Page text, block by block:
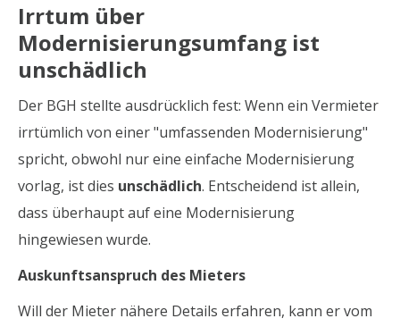
Irrtum über
Modernisierungsumfang ist
unschädlich
Der BGH stellte ausdrücklich fest: Wenn ein Vermieter
irrtümlich von einer "umfassenden Modernisierung"
spricht, obwohl nur eine einfache Modernisierung
vorlag, ist dies unschädlich. Entscheidend ist allein,
dass überhaupt auf eine Modernisierung
hingewiesen wurde.
Auskunftsanspruch des Mieters
Will der Mieter nähere Details erfahren, kann er vom